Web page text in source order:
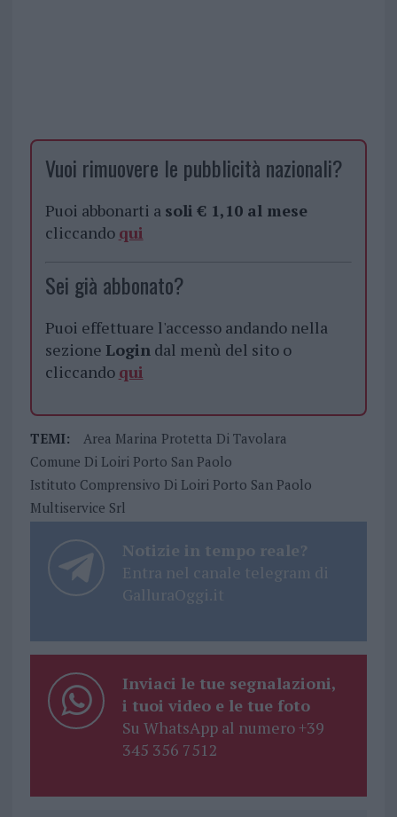
Vuoi rimuovere le pubblicità nazionali?
Puoi abbonarti a soli € 1,10 al mese
cliccando qui
Sei già abbonato?
Puoi effettuare l'accesso andando nella
sezione Logindal menù del sito o
cliccando qui
TEMI:
Area Marina Protetta Di Tavolara
Comune Di Loiri Porto San Paolo
Istituto Comprensivo Di Loiri Porto San Paolo
Multiservice Srl
Notizie in tempo reale?
Entra nel canale telegram di
GalluraOggi.it
Inviaci le tue segnalazioni,
i tuoi video e le tue foto
Su WhatsApp al numero +39
345 356 7512